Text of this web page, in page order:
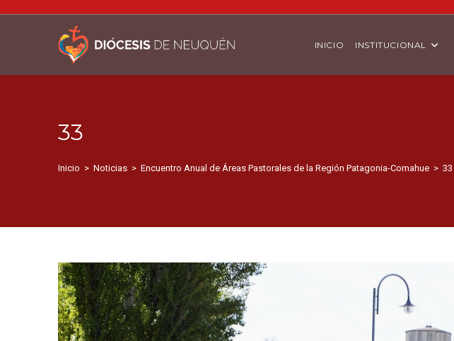
INICIO INSTITUCIONAL
33
Inicio > Noticias > Encuentro Anual de Áreas Pastorales de la Región Patagonia-Comahue > 33